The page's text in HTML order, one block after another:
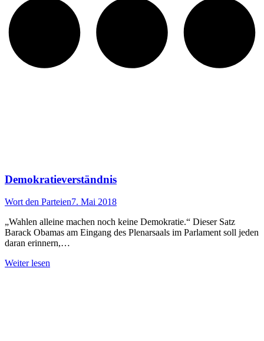
Demokratieverständnis
Wort den Parteien7. Mai 2018
„Wahlen alleine machen noch keine Demokratie.“ Dieser Satz
Barack Obamas am Eingang des Plenarsaals im Parlament soll jeden
daran erinnern,…
Weiter lesen